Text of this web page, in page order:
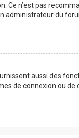
Ce n’est pas
administrateur du
aussi des
de connexion ou de